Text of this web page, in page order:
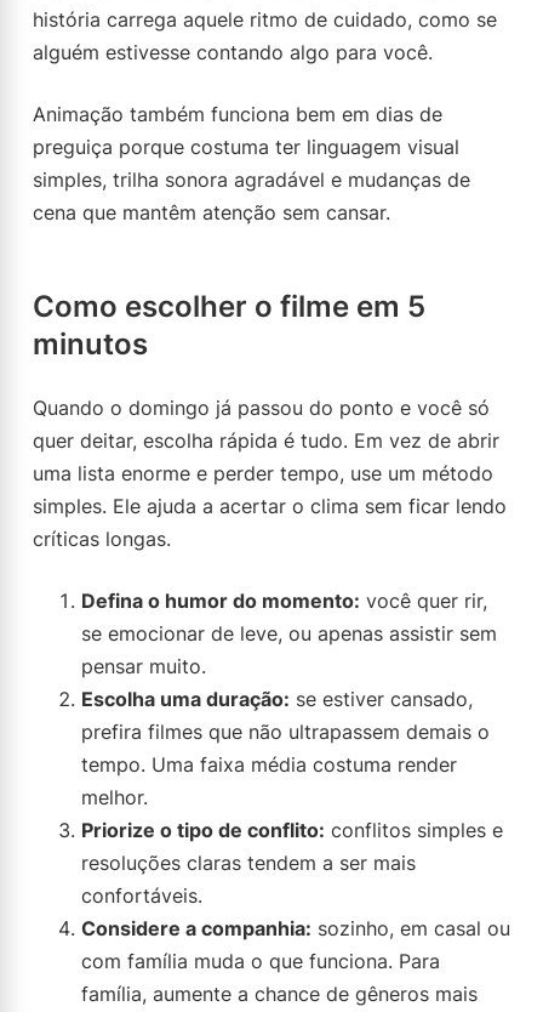
história carrega aquele ritmo de cuidado, como se
alguém estivesse contando algo para você.
Animação também funciona bem em dias de
preguiça porque costuma ter linguagem visual
simples, trilha sonora agradável e mudanças de
cena que mantêm atenção sem cansar.
Como escolher o filme em 5
minutos
Quando o domingo já passou do ponto e você só
quer deitar, escolha rápida é tudo. Em vez de abrir
uma lista enorme e perder tempo, use um método
simples. Ele ajuda a acertar o clima sem ficar lendo
críticas longas.
Defina o humor do momento: você quer rir,
se emocionar de leve, ou apenas assistir sem
pensar muito.
Escolha uma duração: se estiver cansado,
prefira filmes que não ultrapassem demais o
tempo. Uma faixa média costuma render
melhor.
Priorize o tipo de conflito: conflitos simples e
resoluções claras tendem a ser mais
confortáveis.
Considere a companhia: sozinho, em casal ou
com família muda o que funciona. Para
família, aumente a chance de gêneros mais